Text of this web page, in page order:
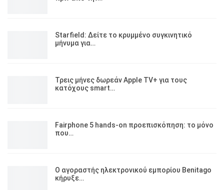
Starfield: Δείτε το κρυμμένο συγκινητικό
μήνυμα για…
Τρεις μήνες δωρεάν Apple TV+ για τους
κατόχους smart…
Fairphone 5 hands-on προεπισκόπηση: το μόνο
που…
Ο αγοραστής ηλεκτρονικού εμπορίου Benitago
κήρυξε…